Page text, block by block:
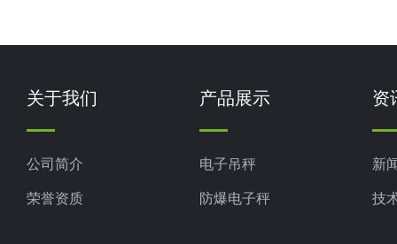
关于我们
公司简介
荣誉资质
产品展示
电子吊秤
防爆电子秤
资
新
技